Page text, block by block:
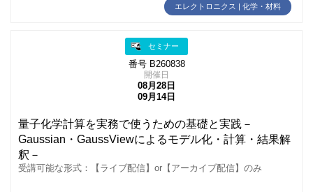
エレクトロニクス | 化学・材料
セミナー
番号 B260838
開催日
08月28日
09月14日
量子化学計算を実務で使うための基礎と実践－
Gaussian・GaussViewによるモデル化・計算・結果解
釈－
受講可能な形式：【ライブ配信】or【アーカイブ配信】のみ